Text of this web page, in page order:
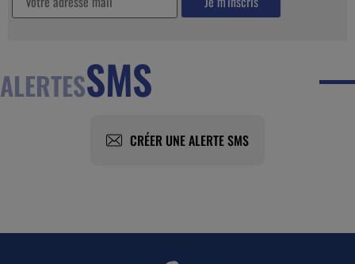
ALERTESSMS
CRÉER UNE ALERTE SMS